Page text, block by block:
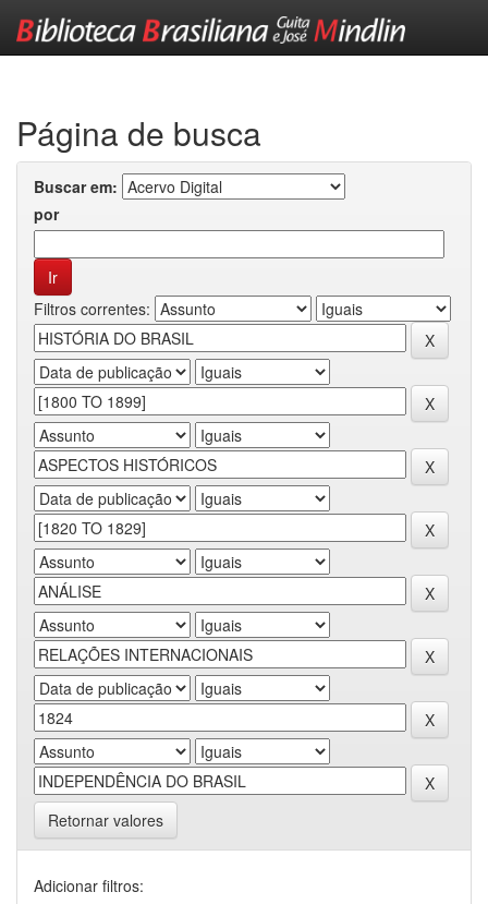
Página de busca
Buscar em:
por
Filtros correntes:
Retornar valores
Adicionar filtros: